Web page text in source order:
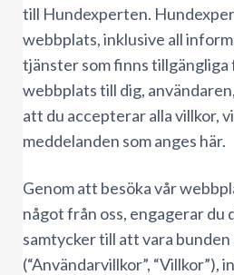
till Hundexperten.
webbplats, inklusive all
tjänster som finns tillgängliga
webbplats till dig,
att du accepterar alla villkor,
meddelanden som anges här.
Genom att besöka vår
något från oss, engagerar du
samtycker till att vara
(“Användarvillkor”, “Villkor”),